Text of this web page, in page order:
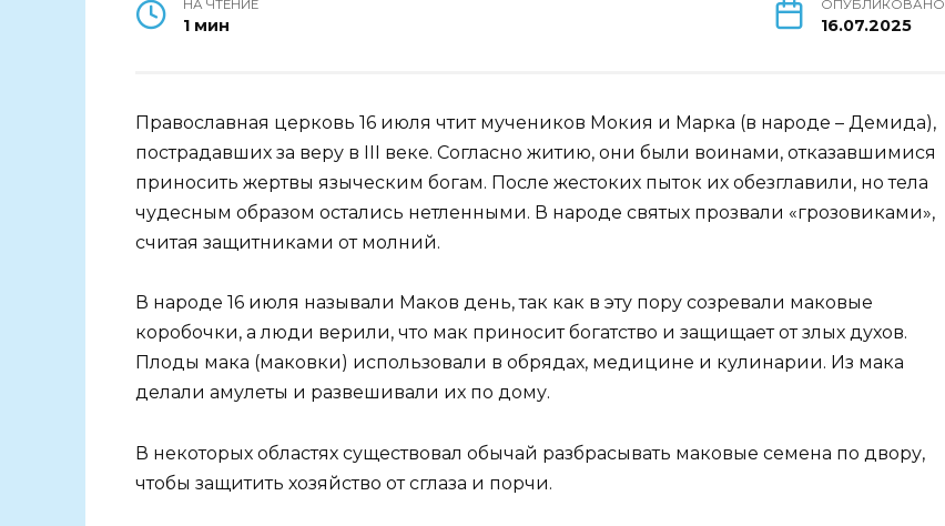
НА ЧТЕНИЕ
1 мин
ОПУБЛИКОВАНО
16.07.2025
Православная церковь 16 июля чтит мучеников Мокия и Марка (в народе – Демида),
пострадавших за веру в III веке. Согласно житию, они были воинами, отказавшимися
приносить жертвы языческим богам. После жестоких пыток их обезглавили, но тела
чудесным образом остались нетленными. В народе святых прозвали «грозовиками»,
считая защитниками от молний.
В народе 16 июля называли Маков день, так как в эту пору созревали маковые
коробочки, а люди верили, что мак приносит богатство и защищает от злых духов.
Плоды мака (маковки) использовали в обрядах, медицине и кулинарии. Из мака
делали амулеты и развешивали их по дому.
В некоторых областях существовал обычай разбрасывать маковые семена по двору,
чтобы защитить хозяйство от сглаза и порчи.